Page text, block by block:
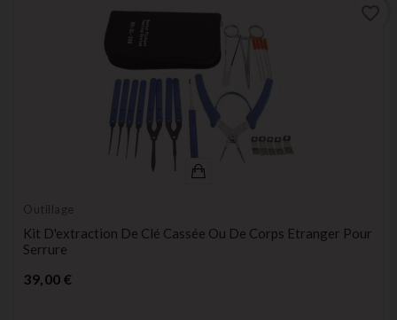
Outillage
Kit D'extraction De Clé Cassée Ou De Corps Etranger Pour
Serrure
39,00 €